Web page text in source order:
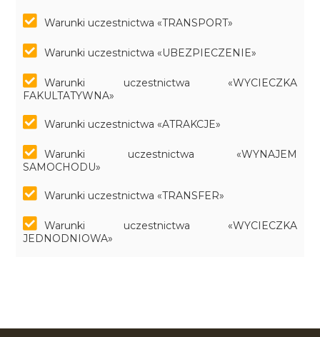
Warunki uczestnictwa «TRANSPORT»
Warunki uczestnictwa «UBEZPIECZENIE»
Warunki uczestnictwa «WYCIECZKA
FAKULTATYWNA»
Warunki uczestnictwa «ATRAKCJE»
Warunki uczestnictwa «WYNAJEM
SAMOCHODU»
Warunki uczestnictwa «TRANSFER»
Warunki uczestnictwa «WYCIECZKA
JEDNODNIOWA»